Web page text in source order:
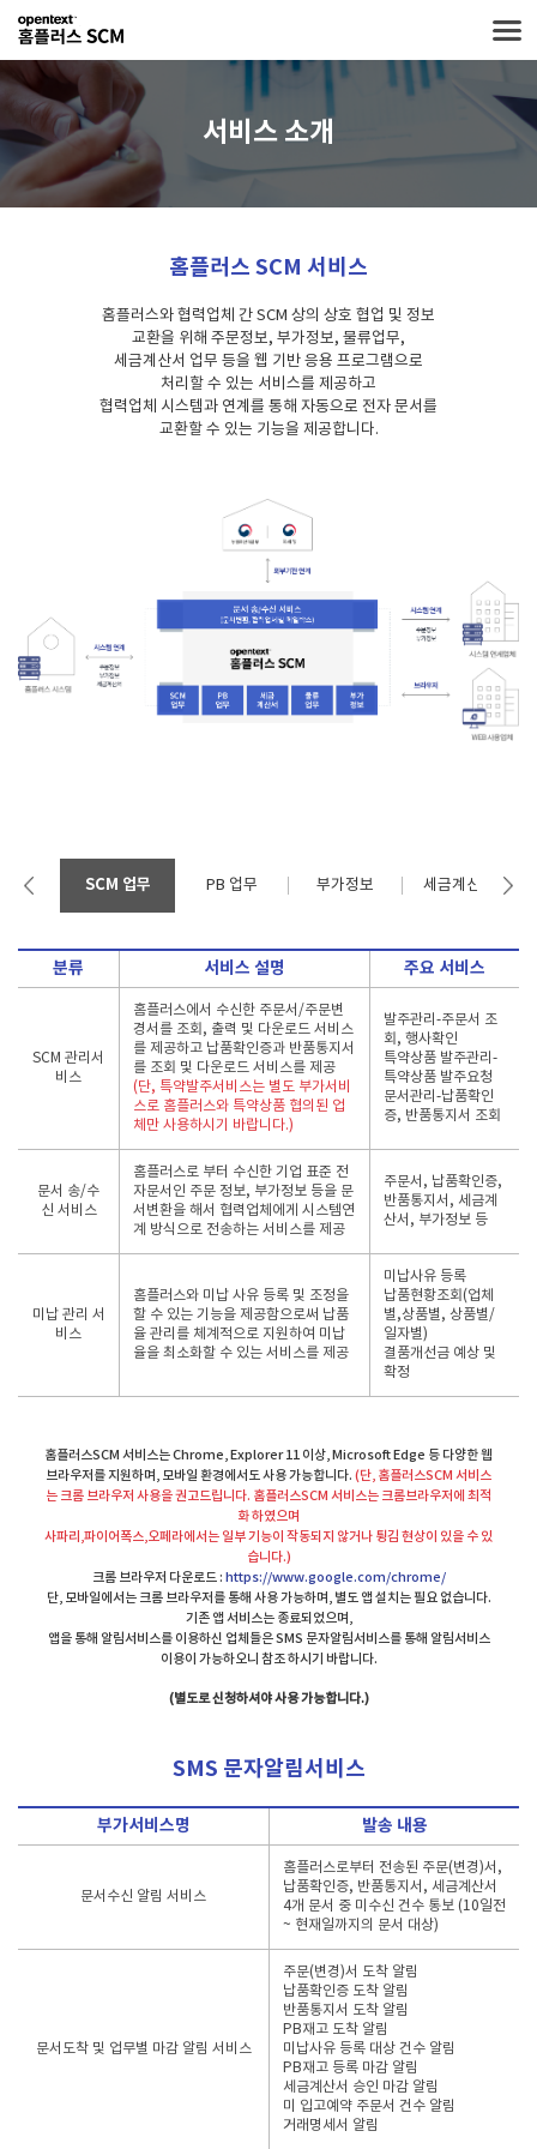
서비스 소개
홈플러스 SCM 서비스
홈플러스와 협력업체 간 SCM 상의 상호 협업 및 정보
교환을 위해 주문정보, 부가정보, 물류업무,
세금계산서 업무 등을 웹 기반 응용 프로그램으로
처리할 수 있는 서비스를 제공하고
협력업체 시스템과 연계를 통해 자동으로 전자 문서를
교환할 수 있는 기능을 제공합니다.
SCM 업무 PB 업무 부가정보 세금계산서
분류 서비스 설명 주요 서비스
SCM 관리서
비스
홈플러스에서 수신한 주문서/주문변
경서를 조회, 출력 및 다운로드 서비스
를 제공하고 납품확인증과 반품통지서
를 조회 및 다운로드 서비스를 제공
(단, 특약발주서비스는 별도 부가서비
스로 홈플러스와 특약상품 협의된 업
체만 사용하시기 바랍니다.)
발주관리-주문서 조
회, 행사확인
특약상품 발주관리-
특약상품 발주요청
문서관리-납품확인
증, 반품통지서 조회
문서 송/수
신 서비스
홈플러스로 부터 수신한 기업 표준 전
자문서인 주문 정보, 부가정보 등을 문
서변환을 해서 협력업체에게 시스템연
계 방식으로 전송하는 서비스를 제공
주문서, 납품확인증,
반품통지서, 세금계
산서, 부가정보 등
미납 관리 서
비스
홈플러스와 미납 사유 등록 및 조정을
할 수 있는 기능을 제공함으로써 납품
율 관리를 체계적으로 지원하여 미납
율을 최소화할 수 있는 서비스를 제공
미납사유 등록
납품현황조회(업체
별,상품별, 상품별/
일자별)
결품개선금 예상 및
확정
홈플러스SCM 서비스는 Chrome, Explorer 11 이상, Microsoft Edge 등 다양한 웹
브라우저를 지원하며, 모바일 환경에서도 사용 가능합니다. (단, 홈플러스SCM 서비스
는 크롬 브라우저 사용을 권고드립니다. 홈플러스SCM 서비스는 크롬브라우저에 최적
화 하였으며
사파리,파이어폭스,오페라에서는 일부 기능이 작동되지 않거나 튕김 현상이 있을 수 있
습니다.)
크롬 브라우저 다운로드 : https://www.google.com/chrome/
단, 모바일에서는 크롬 브라우저를 통해 사용 가능하며, 별도 앱 설치는 필요 없습니다.
기존 앱 서비스는 종료되었으며,
앱을 통해 알림서비스를 이용하신 업체들은 SMS 문자알림서비스를 통해 알림서비스
이용이 가능하오니 참조 하시기 바랍니다.
(별도로 신청하셔야 사용 가능합니다.)
SMS 문자알림서비스
부가서비스명 발송 내용
문서수신 알림 서비스
홈플러스로부터 전송된 주문(변경)서,
납품확인증, 반품통지서, 세금계산서
4개 문서 중 미수신 건수 통보 (10일전
~ 현재일까지의 문서 대상)
문서도착 및 업무별 마감 알림 서비스
주문(변경)서 도착 알림
납품확인증 도착 알림
반품통지서 도착 알림
PB재고 도착 알림
미납사유 등록 대상 건수 알림
PB재고 등록 마감 알림
세금계산서 승인 마감 알림
미 입고예약 주문서 건수 알림
거래명세서 알림